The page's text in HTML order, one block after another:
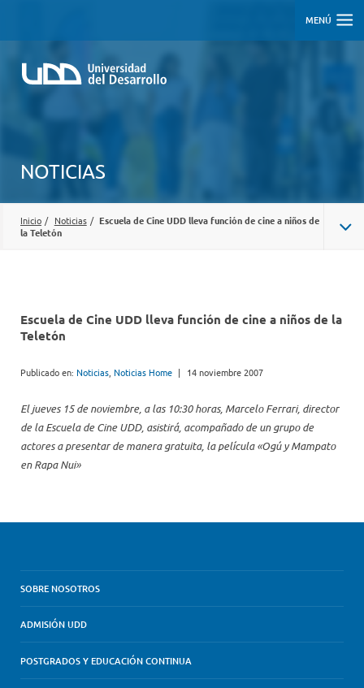
MENÚ
NOTICIAS
Inicio / Noticias / Escuela de Cine UDD lleva función de cine a niños de
la Teletón
Escuela de Cine UDD lleva función de cine a niños de la
Teletón
Publicado en: Noticias Noticias Home | 14 noviembre 2007
El jueves 15 de noviembre, a las 10:30 horas, Marcelo Ferrari, director
de la Escuela de Cine UDD, asistirá, acompañado de un grupo de
actores a presentar de manera gratuita, la película «Ogú y Mampato
en Rapa Nui»
SOBRE NOSOTROS
ADMISIÓN UDD
POSTGRADOS Y EDUCACIÓN CONTINUA